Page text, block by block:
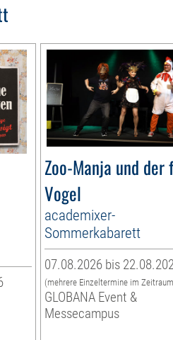
Zoo-Manja und der
Vogel
academixer-
Sommerkabarett
07.08.2026 bis
(mehrere Einzeltermine im
GLOBANA Event &
Messecampus